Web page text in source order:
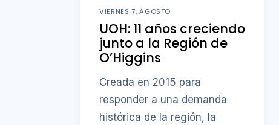
VIERNES 7, AGOSTO
UOH: 11 años creciendo
junto a la Región de
O’Higgins
Creada en 2015 para
responder a una demanda
histórica de la región, la